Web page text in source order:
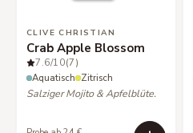
CLIVE CHRISTIAN
Crab Apple Blossom
7.6/10(7)
Aquatisch Zitrisch
Salziger Mojito & Apfelblüte.